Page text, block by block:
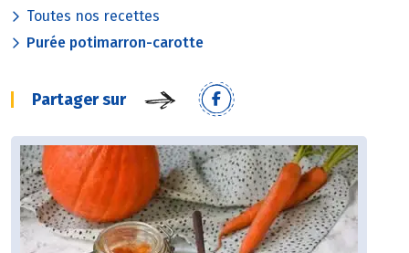
Toutes nos recettes
Purée potimarron-carotte
Partager sur